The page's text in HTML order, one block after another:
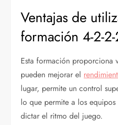
Ventajas de
formación 4-2-
Esta formación proporciona
pueden mejorar el
lugar, permite un control
lo que permite a los
dictar el ritmo del juego.